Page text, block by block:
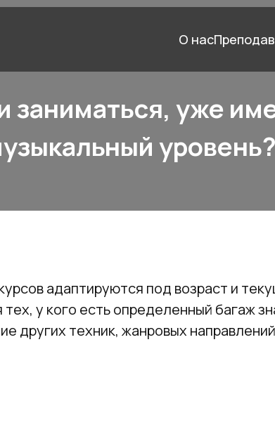
О нас
заниматься, уже
уровень?
адаптируются под возраст и
у кого есть определенный багаж
других техник, жанровых